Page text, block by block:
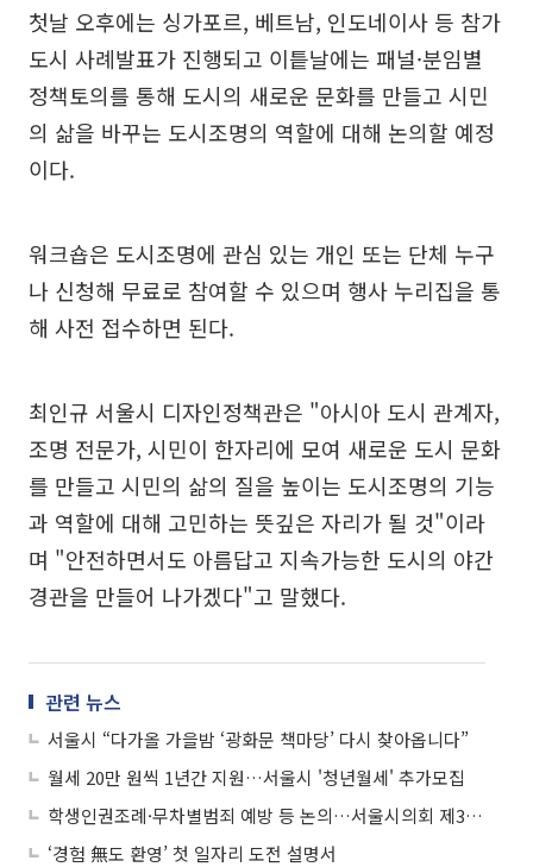
첫날 오후에는 싱가포르, 베트남, 인도네이사 등 참가
도시 사례발표가 진행되고 이틑날에는 패널·분임별
정책토의를 통해 도시의 새로운 문화를 만들고 시민
의 삶을 바꾸는 도시조명의 역할에 대해 논의할 예정
이다.
워크숍은 도시조명에 관심 있는 개인 또는 단체 누구
나 신청해 무료로 참여할 수 있으며 행사 누리집을 통
해 사전 접수하면 된다.
최인규 서울시 디자인정책관은 "아시아 도시 관계자,
조명 전문가, 시민이 한자리에 모여 새로운 도시 문화
를 만들고 시민의 삶의 질을 높이는 도시조명의 기능
과 역할에 대해 고민하는 뜻깊은 자리가 될 것"이라
며 "안전하면서도 아름답고 지속가능한 도시의 야간
경관을 만들어 나가겠다"고 말했다.
관련 뉴스
서울시 “다가올 가을밤 ‘광화문 책마당’ 다시 찾아옵니다”
월세 20만 원씩 1년간 지원…서울시 '청년월세' 추가모집
학생인권조례·무차별범죄 예방 등 논의…서울시의회 제320회 임시회 개최
‘경험 無도 환영’ 첫 일자리 도전 설명서